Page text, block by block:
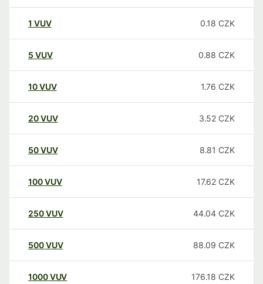
1 VUV 0.18 CZK
5 VUV 0.88 CZK
10VUV 1.76 CZK
20VUV 3.52 CZK
50VUV 8.81 CZK
100VUV 17.62 CZK
250VUV 44.04 CZK
500VUV 88.09 CZK
1000VUV 176.18 CZK